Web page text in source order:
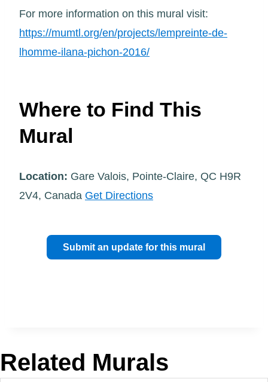
For more information on this mural visit:
https://mumtl.org/en/projects/lempreinte-de-
lhomme-ilana-pichon-2016/
Where to Find This
Mural
Location: Gare Valois, Pointe-Claire, QC H9R
2V4, Canada Get Directions
Submit an update for this mural
Related Murals